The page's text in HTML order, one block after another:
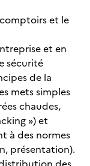
et le
et en
sécurité
de la
mets simples
chaudes,
») et
à des normes
présentation).